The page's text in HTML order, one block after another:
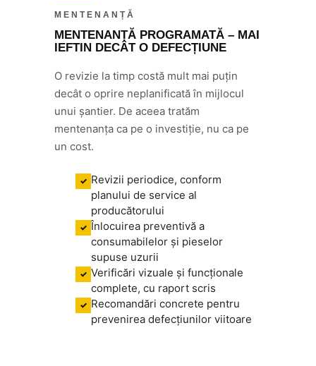
MENTENANȚĂ
MENTENANȚĂ PROGRAMATĂ – MAI
IEFTIN DECÂT O DEFECȚIUNE
O revizie la timp costă mult mai puțin
decât o oprire neplanificată în mijlocul
unui șantier. De aceea tratăm
mentenanța ca pe o investiție, nu ca pe
un cost.
✓ Revizii periodice, conform
planului de service al
producătorului
✓ Înlocuirea preventivă a
consumabilelor și pieselor
supuse uzurii
✓ Verificări vizuale și funcționale
complete, cu raport scris
✓ Recomandări concrete pentru
prevenirea defecțiunilor viitoare